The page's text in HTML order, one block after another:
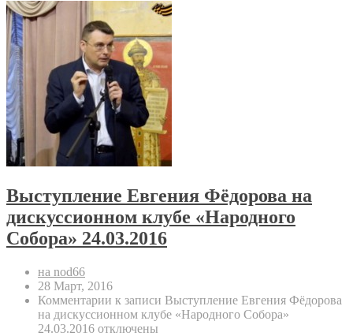
Выступление Евгения Фёдорова на
дискуссионном клубе «Народного
Собора» 24.03.2016
на nod66
28 Март, 2016
Комментарии к записи Выступление Евгения Фёдорова
на дискуссионном клубе «Народного Собора»
24.03.2016 отключены